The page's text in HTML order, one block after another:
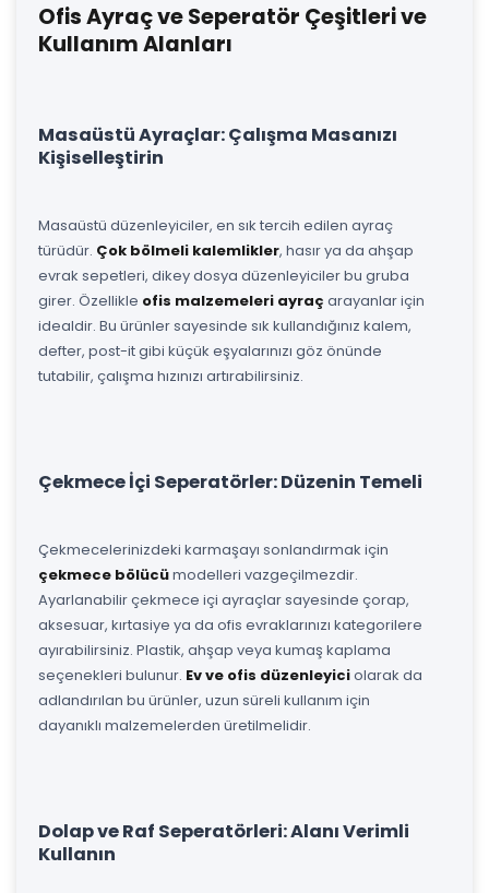
Ofis Ayraç ve Seperatör Çeşitleri ve
Kullanım Alanları
Masaüstü Ayraçlar: Çalışma Masanızı
Kişiselleştirin
Masaüstü düzenleyiciler, en sık tercih edilen ayraç
türüdür. Çok bölmeli kalemlikler, hasır ya da ahşap
evrak sepetleri, dikey dosya düzenleyiciler bu gruba
girer. Özellikle ofis malzemeleri ayraç arayanlar için
idealdir. Bu ürünler sayesinde sık kullandığınız kalem,
defter, post-it gibi küçük eşyalarınızı göz önünde
tutabilir, çalışma hızınızı artırabilirsiniz.
Çekmece İçi Seperatörler: Düzenin Temeli
Çekmecelerinizdeki karmaşayı sonlandırmak için
çekmece bölücümodelleri vazgeçilmezdir.
Ayarlanabilir çekmece içi ayraçlar sayesinde çorap,
aksesuar, kırtasiye ya da ofis evraklarınızı kategorilere
ayırabilirsiniz. Plastik, ahşap veya kumaş kaplama
seçenekleri bulunur. Ev ve ofis düzenleyiciolarak da
adlandırılan bu ürünler, uzun süreli kullanım için
dayanıklı malzemelerden üretilmelidir.
Dolap ve Raf Seperatörleri: Alanı Verimli
Kullanın